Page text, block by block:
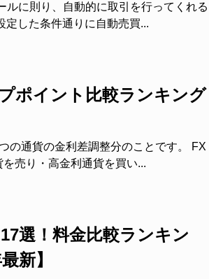
ルに則り、自動的に取引を行ってくれる
定した条件通りに自動売買...
ポイント比較ランキング
の通貨の金利差調整分のことです。 FX
売り・高金利通貨を買い...
選！料金比較ランキン
新】